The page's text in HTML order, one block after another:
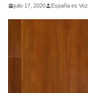
julio 17, 2020 España es Voz